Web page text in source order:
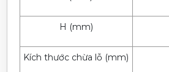
H (mm)
Kích thước chừa lỗ (mm)